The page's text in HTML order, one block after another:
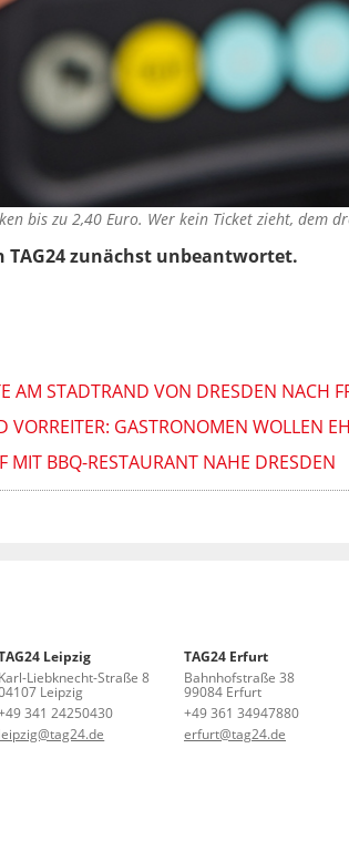
bis zu 2,40 Euro. Wer kein Ticket zieht, dem
TAG24 zunächst unbeantwortet.
AM STADTRAND VON DRESDEN NACH
GASTRONOMEN WOLLEN
MIT BBQ-RESTAURANT NAHE DRESDEN
Leipzig
Karl-Liebknecht-Straße 8
Leipzig
341 24250430
leipzig@tag24.de
TAG24 Erfurt
Bahnhofstraße 38
99084 Erfurt
+49 361 34947880
erfurt@tag24.de